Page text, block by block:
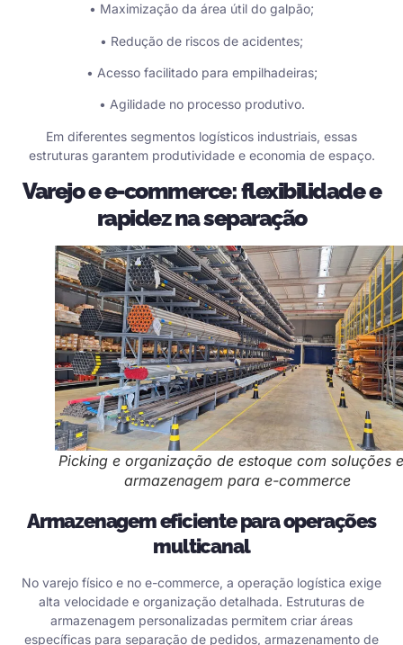
• Maximização da área útil do galpão;
• Redução de riscos de acidentes;
• Acesso facilitado para empilhadeiras;
• Agilidade no processo produtivo.
Em diferentes segmentos logísticos industriais, essas
estruturas garantem produtividade e economia de espaço.
Varejo e e-commerce: flexibilidade e
rapidez na separação
Picking e organização de estoque com soluções
armazenagem para e-commerce
Armazenagem eficiente para operações
multicanal
No varejo físico e no e-commerce, a operação logística exige
alta velocidade e organização detalhada. Estruturas de
armazenagem personalizadas permitem criar áreas
específicas para separação de pedidos, armazenamento de